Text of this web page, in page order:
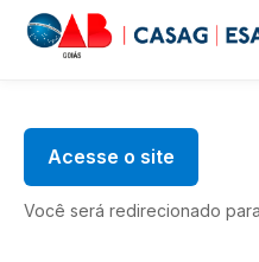
Acesse o site
Você será redirecionado